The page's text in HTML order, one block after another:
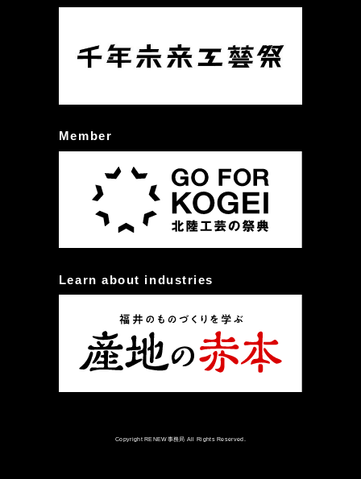
Member
Learn about industries
Copyright RENEW事務局 All Rights Reserved.